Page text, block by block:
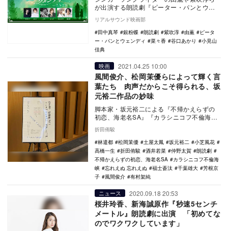
が出演する朗読劇『ピーター・パンとウェ
ンディ』が、2025年2月3日からBAROOM
で上演…
リアルサウンド映画部
田中真琴
銀粉蝶 朗読劇 紫吹淳 由薫
ピータ
ー・パンとウェンディ
菜々香 谷口あかり
小見山
佳典
映画 2021.04.25 10:00
風間俊介、松岡茉優らによって輝く言
葉たち 肉声だからこそ得られる、坂
元裕二作品の妙味
脚本家・坂元裕二による『不帰かえらずの
初恋、海老名SA』『カラシニコフ不倫海
一生×酒井…
折田侑駿
林遣都
松岡茉優 土屋太鳳 坂元裕二
小芝風花
高橋一生
折田侑駿 酒井若菜 仲野太賀
朗読劇
不帰かえらずの初恋、海老名SA
カラシニコフ不倫海
峡
忘れえぬ 忘れえぬ 福士蒼汰 千葉雄大
芳根京
子
風間俊介 有村架純
ニュース 2020.09.18 20:53
桜井玲香、新海誠原作『秒速5センチ
メートル』朗読劇に出演 「初めてな
のでワクワクしています」